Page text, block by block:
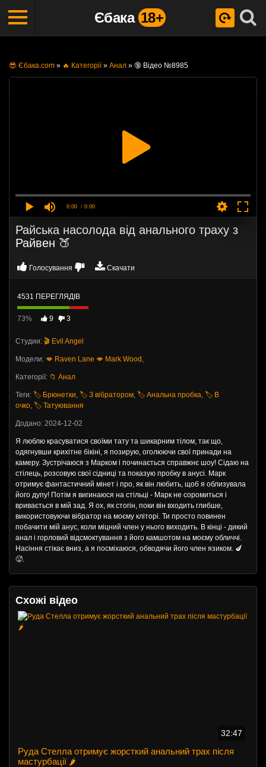
Єбака 18+
😎 Єбака.com » 🔥 Категорії» Анал » 🔞 Відео №8985
0:00 / 0:00
Райська насолода від анального траху з
Райвен 🍑
Голосування Скачати
4531 ПЕРЕГЛЯДІВ
73% 9 3
Студии: 🎬 Evil Angel
Модели: 💋 Raven Lane 💋 Mark Wood ,
Категорії: 📁 Анал
Теги: 🏷️ Брюнетки, 🏷️ З вібратором, 🏷️ Анальна пробка, 🏷️ В
очко, 🏷️ Татуювання
Додано: 2024-12-02
Я люблю красуватися своїми тату та шикарним тілом, так що,
одягнувши крихітне бікіні, я позирую, оголюючи свої принади на
камеру. Зустрічаюся з Марком і починається справжнє шоу! Сідаю на
стілець, розсовую свої сідниці та показую пробку в анусі. Марк
отримує фантастичний мінет і про, як він любить, щоб я облизувала
його дупу! Потім я вигинаюся на стільці - Марк не соромиться і
вривається в мій зад. Я ох, як стогін, поки він входить глибше,
використовуючи вібратор на моєму кліторі. Ти просто повинен
побачити мій анус, коли міцний член у нього виходить. В кінці - дикий
анал і горловий відсмоктування з його камшотом на моєму обличчі.
Насіння стікає вниз, а я посміхаюся, обводячи його член язиком. 🍆
🥵.
Схожі відео
32:47
Руда Стелла отримує жорсткий анальний трах після
мастурбації 🌶️